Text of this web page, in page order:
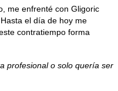
me enfrenté con Gligoric
el día de hoy me
contratiempo forma
profesional o solo quería ser